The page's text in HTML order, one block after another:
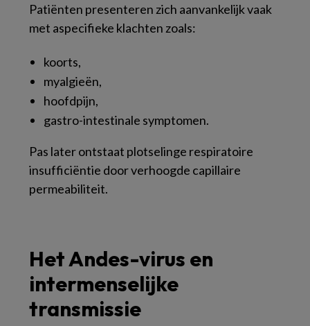
Patiënten presenteren zich aanvankelijk vaak
met aspecifieke klachten zoals:
koorts,
myalgieën,
hoofdpijn,
gastro-intestinale symptomen.
Pas later ontstaat plotselinge respiratoire
insufficiëntie door verhoogde capillaire
permeabiliteit.
Het Andes-virus en
intermenselijke
transmissie